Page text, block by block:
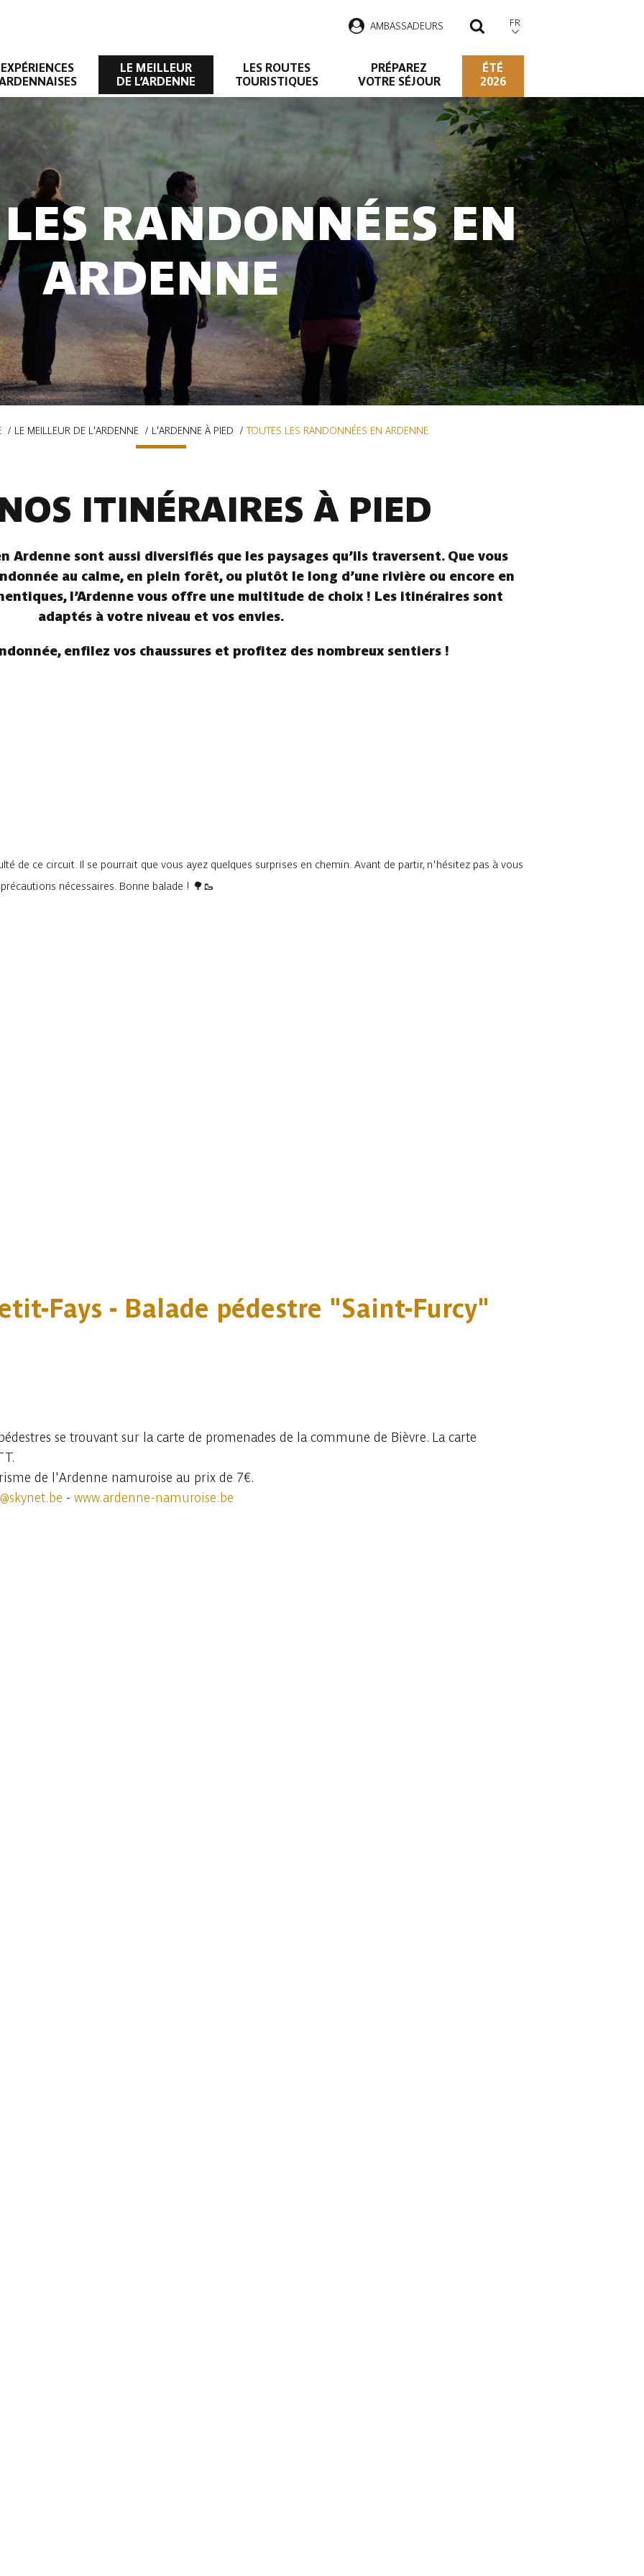
AMBASSADEURS RECHERCHER
FR
EXPÉRIENCES
LE MEILLEUR
DE L’ARDENNE
LES ROUTES
TOURISTIQUES
PRÉPAREZ
VOTRE SÉJOUR
ÉTÉ
2026
RANDONNÉES EN
ARDENNE
LE MEILLEUR DE L'ARDENNE L'ARDENNE À PIED TOUTES LES RANDONNÉES EN ARDENNE
ITINÉRAIRES À PIED
Ardenne sont aussi diversifiés que les paysages qu’ils traversent. Que vous
au calme, en plein forêt, ou plutôt le long d’une rivière ou encore en
l’Ardenne vous offre une multitude de choix ! Les itinéraires sont
adaptés à votre niveau et vos envies.
enfilez vos chaussures et profitez des nombreux sentiers !
de ce circuit. Il se pourrait que vous ayez quelques surprises en chemin. Avant de partir, n'hésitez pas à vous
nécessaires. Bonne balade ! 🌳🥾
Fays - Balade pédestre "Saint-Furcy"
se trouvant sur la carte de promenades de la commune de Bièvre. La carte
de l'Ardenne namuroise au prix de 7€.
- www.ardenne-namuroise.be